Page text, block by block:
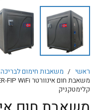
ראשי / משאבות חימום לבריכה
קלימטקניק